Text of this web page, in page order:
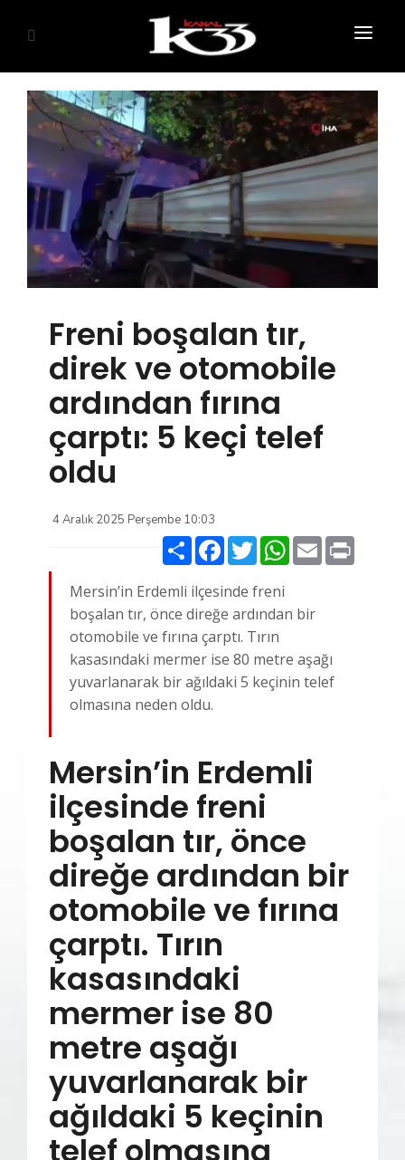
ANASAYFA
SİYASET
EKONOMİ
GÜNDEM
SAĞLIK
KÜLTÜR SANAT
SPOR
Freni boşalan tır,
direk ve otomobile
ardından fırına
çarptı: 5 keçi telef
oldu
4 Aralık 2025 Perşembe 10:03
Paylaş FacebookTwitter WhatsApp
Email
Mersin’in Erdemli ilçesinde freni
boşalan tır, önce direğe ardından bir
otomobile ve fırına çarptı. Tırın
kasasındaki mermer ise 80 metre aşağı
yuvarlanarak bir ağıldaki 5 keçinin telef
olmasına neden oldu.
Mersin’in Erdemli
ilçesinde freni
boşalan tır, önce
direğe ardından bir
otomobile ve fırına
çarptı. Tırın
kasasındaki
mermer ise 80
metre aşağı
yuvarlanarak bir
ağıldaki 5 keçinin
telef olmasına